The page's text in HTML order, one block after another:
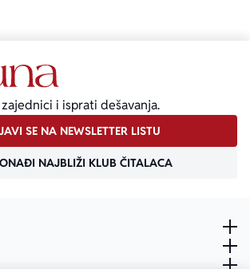
popustu od 30%. Uz ovaj popust ne
i isprati dešavanja.
SE NA NEWSLETTER LISTU
NAJBLIŽI KLUB ČITALACA